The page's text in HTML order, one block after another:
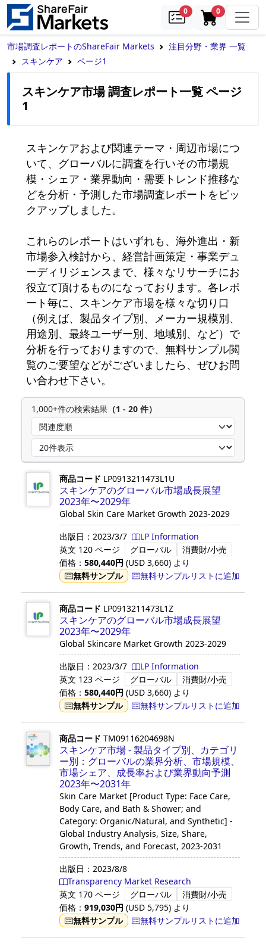
0samples0in cart
市場調査レポートのShareFair Markets
注目分野・業界 一覧
スキンケア
ページ1
スキンケア市場 調査レポート一覧 ページ
1
スキンケアおよび関連テーマ・周辺市場につ
いて、グローバルに調査を行いその市場規
模・シェア・業界動向・需要トレンド推移な
どを分析・予測した市場調査レポートをピッ
クアップしました。
これらのレポートはいずれも、海外進出・新
市場参入検討から、経営計画策定・事業デュ
ーディリジェンスまで、様々なリサーチにお
役立て頂けるものになっております。各レポ
ート毎に、スキンケア市場を様々な切り口
（例えば、製品タイプ別、メーカー規模別、
用途別、最終ユーザー別、地域別、など）で
分析を行っておりますので、無料サンプル閲
覧のご要望などがございましたら、ぜひお問
い合わせ下さい。
1,000+件の検索結果 （1 - 20 件）
商品コード LP0913211473L1U
スキンケアのグローバル市場成長展望
2023年〜2029年
Global Skin Care Market Growth 2023-2029
出版日： 2023/3/7
LP Information
英文 120 ページ グローバル
消費財/小売
価格： 580,440円 (USD 3,660) より
無料サンプル
無料サンプルリストに追加
商品コード LP0913211473L1Z
スキンケアのグローバル市場成長展望
2023年〜2029年
Global Skincare Market Growth 2023-2029
出版日： 2023/3/7
LP Information
英文 123 ページ グローバル
消費財/小売
価格： 580,440円 (USD 3,660) より
無料サンプル
無料サンプルリストに追加
商品コード TM09116204698N
スキンケア市場 - 製品タイプ別、カテゴリ
ー別：グローバルの業界分析、市場規模、
市場シェア、成長率および業界動向予測
2023年〜2031年
Skin Care Market [Product Type: Face Care,
Body Care, and Bath & Shower; and
Category: Organic/Natural, and Synthetic] -
Global Industry Analysis, Size, Share,
Growth, Trends, and Forecast, 2023-2031
出版日： 2023/8/8
Transparency Market Research
英文 170 ページ グローバル
消費財/小売
価格： 919,030円 (USD 5,795) より
無料サンプル
無料サンプルリストに追加